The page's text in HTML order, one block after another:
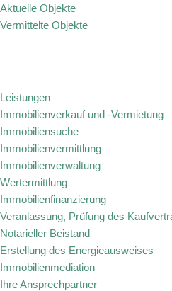
Aktuelle Objekte
Vermittelte Objekte
Leistungen
Immobilienverkauf und -Vermietung
Immobiliensuche
Immobilienvermittlung
Immobilienverwaltung
Wertermittlung
Immobilienfinanzierung
Veranlassung, Prüfung des
Notarieller Beistand
Erstellung des Energieausweises
Immobilienmediation
Ihre Ansprechpartner